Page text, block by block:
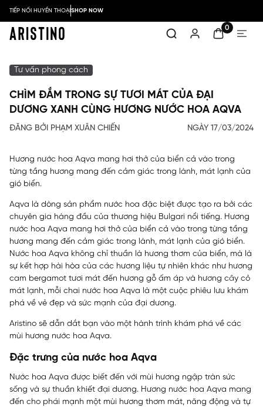
TIẾP NỐI HUYỀN THOẠISHOP NOW
0
Tư vấn phong cách
CHÌM ĐẮM TRONG SỰ TƯƠI MÁT CỦA ĐẠI
DƯƠNG XANH CÙNG HƯƠNG NƯỚC HOA AQVA
ĐĂNG BỞI PHẠM XUÂN CHIẾN NGÀY 17/03/2024
Hương nước hoa Aqva mang hơi thở của biển cả vào trong
từng tầng hương mang đến cảm giác trong lành, mát lạnh của
gió biển.
Aqva là dòng sản phẩm nước hoa đặc biệt được tạo ra bởi các
chuyên gia hàng đầu của thương hiệu Bulgari nổi tiếng. Hương
nước hoa Aqva mang hơi thở của biển cả vào trong từng tầng
hương mang đến cảm giác trong lành, mát lạnh của gió biển.
Nước hoa Aqva không chỉ thuần là hương thơm của biển, mà là
sự kết hợp hài hòa của các hương liệu tự nhiên khác như hương
cam bergamot tươi mát đến hương gỗ ấm áp và hương cây cỏ
mát lạnh, mỗi chai nước hoa Aqva là một cuộc phiêu lưu khám
phá về vẻ đẹp và sức mạnh của đại dương.
Aristino sẽ dẫn dắt bạn vào một hành trình khám phá về các
mùi hương nước hoa Aqva.
Đặc trưng của nước hoa Aqva
Nước hoa Aqva được biết đến với mùi hương ngập tràn sức
sống và sự thuần khiết đại dương. Hương nước hoa Aqva mang
đến cho phái mạnh một mùi hương thơm mát, năng động và tự